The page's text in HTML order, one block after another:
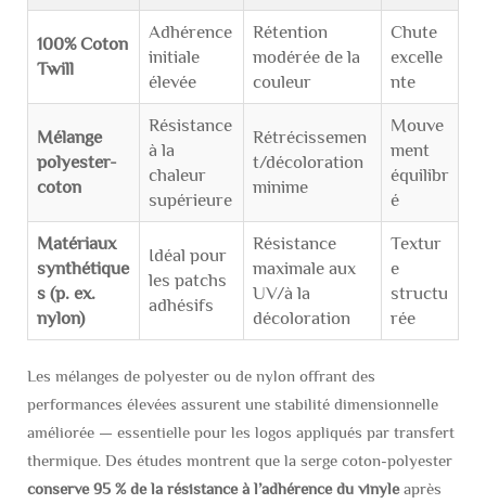
100% Coton
Twill
Adhérence
initiale
élevée
Rétention
modérée de la
couleur
Chute
excelle
nte
Mélange
polyester-
coton
Résistance
à la
chaleur
supérieure
Rétrécissemen
t/décoloration
minime
Mouve
ment
équilibr
é
Matériaux
synthétique
s (p. ex.
nylon)
Idéal pour
les patchs
adhésifs
Résistance
maximale aux
UV/à la
décoloration
Textur
e
structu
rée
Les mélanges de polyester ou de nylon offrant des
performances élevées assurent une stabilité dimensionnelle
améliorée — essentielle pour les logos appliqués par transfert
thermique. Des études montrent que la serge coton-polyester
conserve 95 % de la résistance à l’adhérence du vinyleaprès